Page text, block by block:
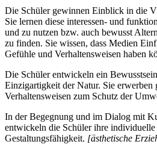
Die Schüler gewinnen Einblick in die
Sie lernen diese interessen- und
und zu nutzen bzw. auch bewusst
zu finden. Sie wissen, dass Medien
Gefühle und Verhaltensweisen haben
Die Schüler entwickeln ein
Einzigartigkeit der Natur. Sie erwerben
Verhaltensweisen zum Schutz der
In der Begegnung und im Dialog mit
entwickeln die Schüler ihre
Gestaltungsfähigkeit. [ästhetische